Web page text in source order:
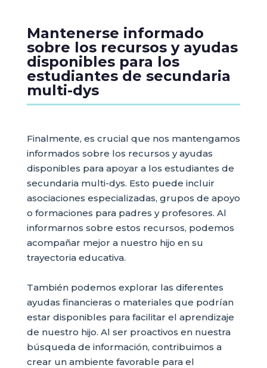
Mantenerse informado
sobre los recursos y ayudas
disponibles para los
estudiantes de secundaria
multi-dys
Finalmente, es crucial que nos mantengamos
informados sobre los recursos y ayudas
disponibles para apoyar a los estudiantes de
secundaria multi-dys. Esto puede incluir
asociaciones especializadas, grupos de apoyo
o formaciones para padres y profesores. Al
informarnos sobre estos recursos, podemos
acompañar mejor a nuestro hijo en su
trayectoria educativa.
También podemos explorar las diferentes
ayudas financieras o materiales que podrían
estar disponibles para facilitar el aprendizaje
de nuestro hijo. Al ser proactivos en nuestra
búsqueda de información, contribuimos a
crear un ambiente favorable para el